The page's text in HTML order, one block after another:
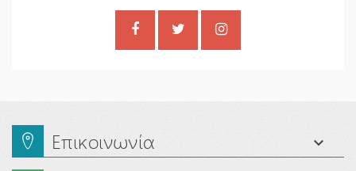
Επικοινωνία